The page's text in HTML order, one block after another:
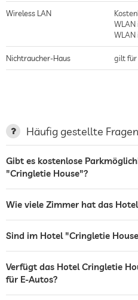
Wireless LAN
WLAN
Nichtraucher-Haus gilt für
Terrasse
Garten/Außenbereich
Restaurant
Tresor
Häufig gestellte Fragen
Gibt es kostenlose
"Cringletie House"?
Wie viele Zimmer hat das
Sind im Hotel "Cringletie
Verfügt das Hotel Cringletie
für E-Autos?